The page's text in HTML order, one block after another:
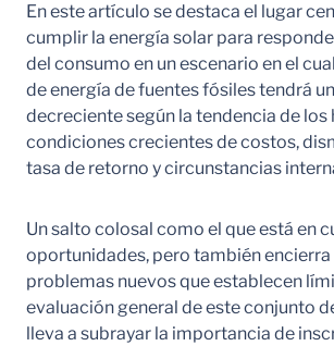
En este artículo se destaca el lugar
cumplir la energía solar para
del consumo en un escenario en el
de energía de fuentes fósiles tendrá
decreciente según la tendencia de los
condiciones crecientes de costos,
tasa de retorno y circunstancias
Un salto colosal como el que está en
oportunidades, pero también encierra
problemas nuevos que establecen
evaluación general de este conjunto
lleva a subrayar la importancia de